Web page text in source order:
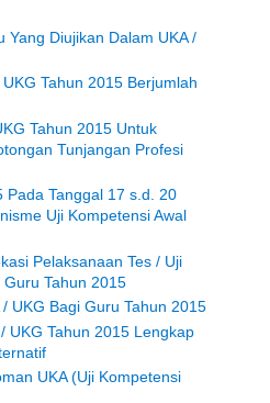
Yang Diujikan Dalam UKA /
Tahun 2015 Berjumlah
Tahun 2015 Untuk
Tunjangan Profesi
Pada Tanggal 17 s.d. 20
Uji Kompetensi Awal
Pelaksanaan Tes / Uji
Guru Tahun 2015
UKG Bagi Guru Tahun 2015
UKG Tahun 2015 Lengkap
UKA (Uji Kompetensi